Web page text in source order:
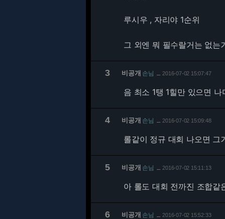
루시우 , 자리야 1순위
그 외엔 뭐 필수랄거는 없는
3 비공개 손님 2016-07-02 15:07:47
음 최소 1탱 1힐만 있으면
4 비공개 손님 2016-07-02 15:09:48
롤같이 정규 대회 나오면 그
5 비공개 손님 2016-07-02 15:11:13
아 롤도 대회 전까진 조합같
6 비공개 손님 2016-07-02 15:52:33